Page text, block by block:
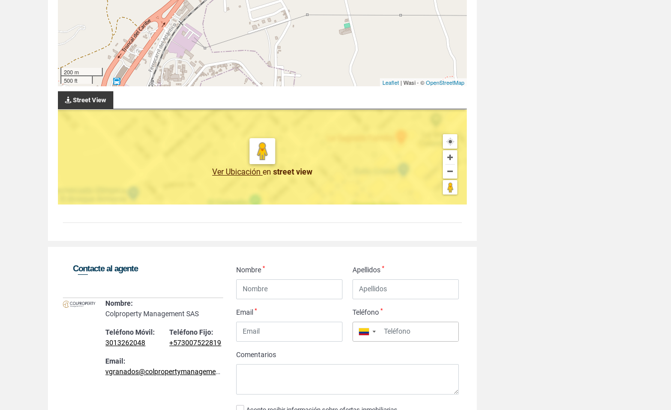
200 m
500 ft
Leaflet | Wasi - ©OpenStreetMap
Street View
Ver Ubicación en street view
Contacte al agente
Nombre:
Colproperty Management SAS
Teléfono Móvil:
3013262048
Teléfono Fijo:
+573007522819
Email:
vgranados@colpropertymanagement.com.co
Nombre* Apellidos*
Email* Teléfono*
▼
Comentarios